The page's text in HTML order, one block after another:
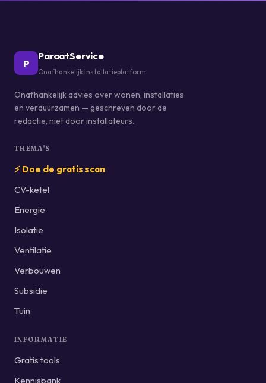
P
ParaatService
Onafhankelijk installatieplatform
Onafhankelijk advies over wonen, installaties
en verduurzamen — geschreven door de
redactie, niet door installateurs.
THEMA'S
⚡ Doe de gratis scan
CV-ketel
Energie
Isolatie
Ventilatie
Verbouwen
Subsidie
Tuin
INFORMATIE
Gratis tools
Kennisbank